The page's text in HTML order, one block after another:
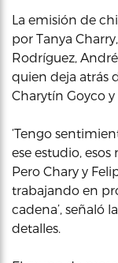
La emisión de
por Tanya
Rodríguez,
quien deja atrás
Charytín Goyco y
‘Tengo
ese estudio,
Pero Chary y
trabajando en
cadena’, señaló
detalles.